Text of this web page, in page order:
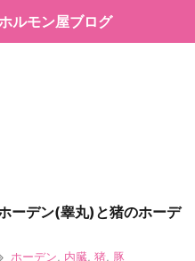
ルモン屋ブログ
ーデン(睾丸)と猪のホーデ
ホーデン 内臓 猪 豚